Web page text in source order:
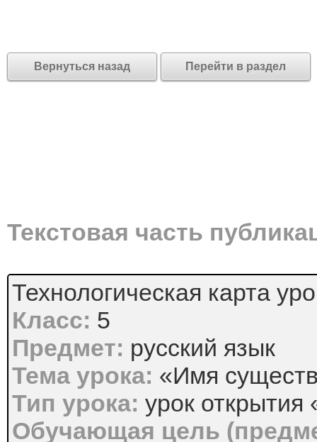
Вернуться назад Перейти в раздел
Текстовая часть
Технологическая карта
Класс: 5
Предмет: русский язык
Тема урока: «Имя
Тип урока: урок открытия
Обучающая цель